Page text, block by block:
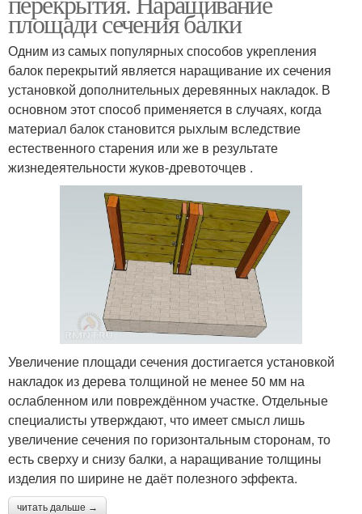
площади сечения балки
Одним из самых популярных способов укрепления
балок перекрытий является наращивание их сечения
установкой дополнительных деревянных накладок. В
основном этот способ применяется в случаях, когда
материал балок становится рыхлым вследствие
естественного старения или же в результате
жизнедеятельности жуков-древоточцев .
Увеличение площади сечения достигается установкой
накладок из дерева толщиной не менее 50 мм на
ослабленном или повреждённом участке. Отдельные
специалисты утверждают, что имеет смысл лишь
увеличение сечения по горизонтальным сторонам, то
есть сверху и снизу балки, а наращивание толщины
изделия по ширине не даёт полезного эффекта.
читать дальше →